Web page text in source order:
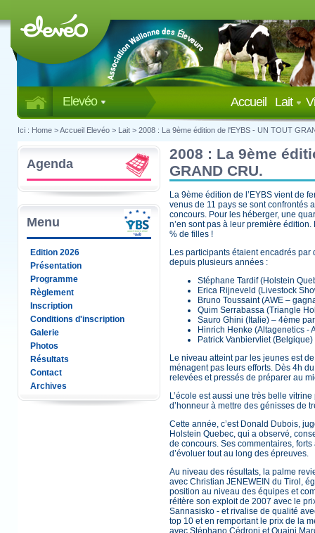
Elevéo Lait
Accueil
Ici : Home >Accueil Elevéo > Lait > 2008 : La 9ème édition de l'EYBS - UN TOUT
Agenda
Menu
Edition 2026
Présentation
Programme
Règlement
Inscription
Conditions d'inscription
Galerie
Photos
Résultats
Contact
Archives
2008 : La 9ème
GRAND CRU.
La 9ème édition de l’EYBS vient de
venus de 11 pays se sont confrontés
concours. Pour les héberger, une
n’en sont pas à leur première
% de filles !
Les participants étaient encadrés
depuis plusieurs années :
Stéphane Tardif (Holstein
Erica Rijneveld (Livestock
Bruno Toussaint (AWE –
Quim Serrabassa (Triangle
Sauro Ghini (Italie) – 4ème
Hinrich Henke (Altagenetics -
Patrick Vanbiervliet
Le niveau atteint par les jeunes est
ménagent pas leurs efforts. Dès 4h
relevées et pressés de préparer au
L’école est aussi une très belle
d’honneur à mettre des génisses de
Cette année, c’est Donald Dubois,
Holstein Quebec, qui a observé,
de concours. Ses commentaires,
d’évoluer tout au long des épreuves.
Au niveau des résultats, la palme
avec Christian JENEWEIN du Tirol,
position au niveau des équipes et
réitère son exploit de 2007 avec le
Sannasisko - et rivalise de qualité
top 10 et en remportant le prix de la
avec Stéphano Cédroni et Quaini